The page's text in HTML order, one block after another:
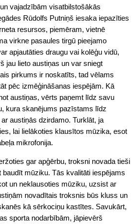
vajadzībām visatbilstošākās
Rūdolfs Putniņš iesaka iepazīties
resursos, piemēram, vietnē
virkne pasaules tirgū pieejamo
apjautāties draugu vai kolēģu vidū,
jau lieto austiņas un var sniegt
pirkums ir noskatīts, tad vēlams
pēc izmēģināšanas iespējām. Kā
austiņas, vērts paņemt līdz savu
kura skanējums pazīstams līdz
austiņās dzirdamo. Turklāt, ja
lai lielākoties klausītos mūzika, esot
mikrofonija.
gar apģērbu, troksni novada tieši
baudīt mūziku. Tās kvalitāti iespējams
un neklausoties mūziku, uzsist ar
novadītais troksnis būs kluss un
kā sērkociņu kastītes. Savukārt,
sporta nodarbībām, jāpievērš